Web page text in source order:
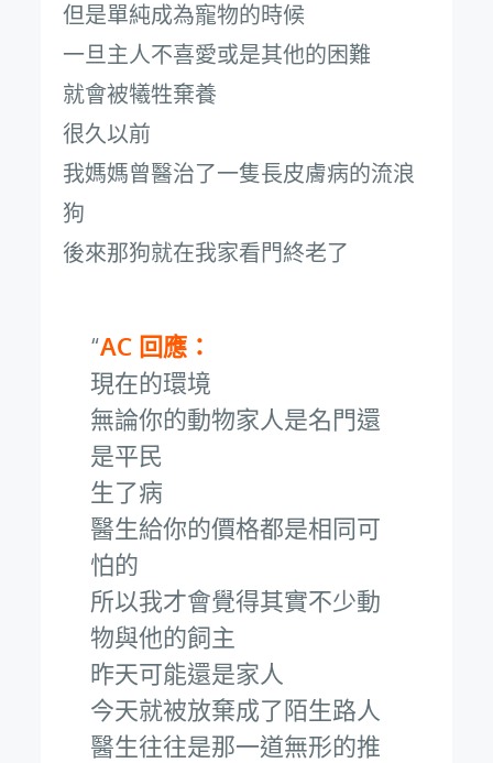
但是單純成為寵物的時候
一旦主人不喜愛或是其他的困難
就會被犧牲棄養
很久以前
我媽媽曾醫治了一隻長皮膚病的流浪
狗
後來那狗就在我家看門終老了
AC 回應：
現在的環境
無論你的動物家人是名門還
是平民
生了病
醫生給你的價格都是相同可
怕的
所以我才會覺得其實不少動
物與他的飼主
昨天可能還是家人
今天就被放棄成了陌生路人
醫生往往是那一道無形的推